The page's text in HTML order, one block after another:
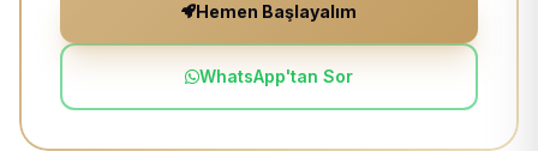
Hemen Başlayalım
WhatsApp'tan Sor